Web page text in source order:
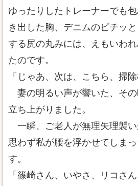
ゆったりしたトレーナーでも
き出した胸、デニムのピチッ
する尻の丸みには、えもいわ
たのです。
「じゃあ、次は、こちら、掃
妻の明るい声が響いた、そ
立ち上がりました。
一瞬、ご老人が無理矢理襲い
思わず私が腰を浮かせてしま
す。
「篠崎さん、いやさ、リコさん